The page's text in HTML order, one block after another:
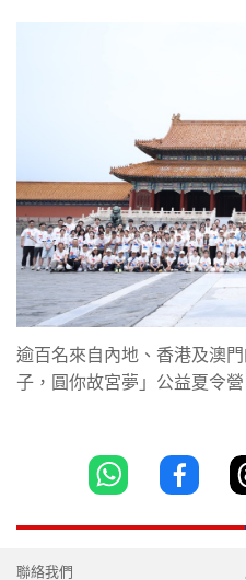
逾百名來自內地、香港及澳
子，圓你故宮夢」公益夏令
聯絡我們